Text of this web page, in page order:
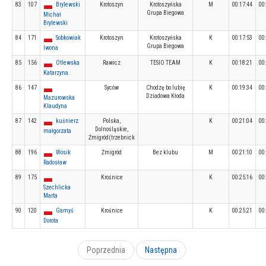
83 107
Brylewski
Michał
Brylewski
Krotoszyn
Krotoszyńska
Grupa Biegowa
M 00:17:44
84 171
Sobkowiak
Iwona
Krotoszyn
Krotoszyńska
Grupa Biegowa
K 00:17:53
85 156
Otlewska
Katarzyna
Rawicz TESIO TEAM K 00:18:21
86
147
Mazurowska
Klaudyna
Syców
Chodzę bo lubię
Dziadowa Kłoda
K 00:19:34
87 142
kuśnierz
małgorzata
Polska,
Dolnośląskie,
Żmigród(trzebnick
K 00:21:04
88 196
Wosik
Radosław
Żmigród Bez klubu M 00:21:10
89
175
Szechlicka
Marta
Krośnice K 00:25:16
90 120
Garnyś
Dorota
Krośnice K 00:25:21
Poprzednia Następna